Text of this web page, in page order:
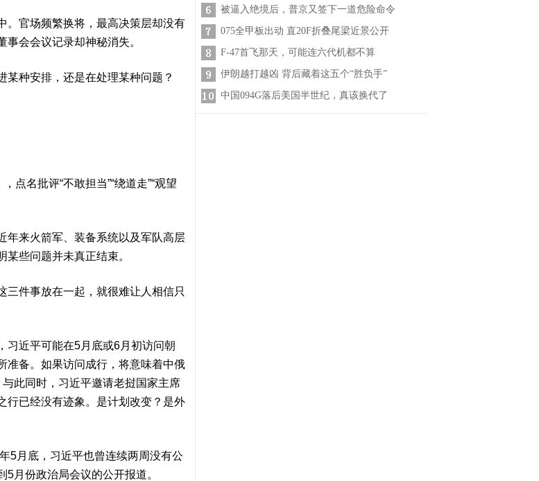
官场频繁换将，最高决策层却没有
会会议记录却神秘消失。
种安排，还是在处理某种问题？
名批评“不敢担当”“绕道走”“观望
来火箭军、装备系统以及军队高层
些问题并未真正结束。
件事放在一起，就很难让人相信只
近平可能在5月底或6月初访问朝
准备。如果访问成行，将意味着中俄
此同时，习近平邀请老挝国家主席
行已经没有迹象。是计划改变？是外
月底，习近平也曾连续两周没有公
月份政治局会议的公开报道。
被逼入绝境后，普京又签下一道危险命令
075全甲板出动 直20F折叠尾梁近景公开
F-47首飞那天，可能连六代机都不算
伊朗越打越凶 背后藏着这五个“胜负手”
中国094G落后美国半世纪，真该换代了